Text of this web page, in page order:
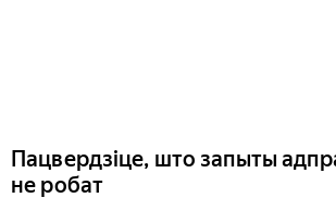
Пацвердзіце, што запыты
не робат